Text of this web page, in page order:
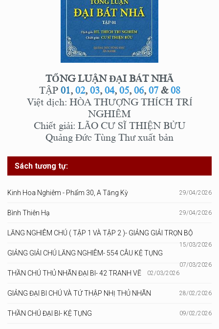
TỔNG LUẬN ĐẠI BÁT NHÃ
TẬP 01, 02, 03, 04, 05, 06, 07&08
Việt dịch: HÒA THƯỢNG THÍCH TRÍ
NGHIÊM
Chiết giải: LÃO CƯ SĨ THIỆN BỬU
Quảng Đức Tùng Thư xuất bản
Sách tương tự:
Kinh Hoa Nghiêm - Phẩm 30, A Tăng Kỳ 29/04/2026
Bình Thiên Hạ 29/04/2026
LĂNG NGHIÊM CHÚ ( TẬP 1 VÀ TẬP 2 )- GIẢNG GIẢI TRỌN BỘ
15/03/2026
GIẢNG GIẢI CHÚ LĂNG NGHIÊM- 554 CÂU KỆ TỤNG
07/03/2026
THẦN CHÚ THỦ NHÃN ĐẠI BI- 42 TRANH VẼ 02/03/2026
GIẢNG ĐẠI BI CHÚ VÀ TỨ THẬP NHỊ THỦ NHÃN 28/02/2026
THẦN CHÚ ĐẠI BI- KỆ TỤNG 09/02/2026